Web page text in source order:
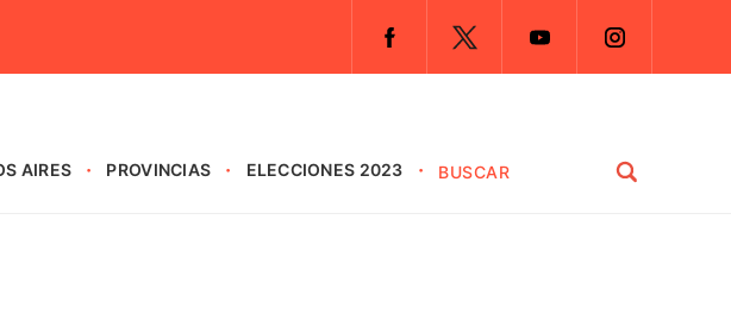
AIRES PROVINCIAS ELECCIONES 2023